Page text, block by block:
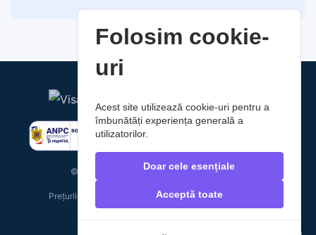
© 2026 RaoAuto. Toate drepturile rezervate.
Prețurile includ TVA. Costurile de livrare nu sunt incluse.
Folosim cookie-
uri
Acest site utilizează cookie-uri pentru a
îmbunătăți experiența generală a
utilizatorilor.
Doar cele esențiale
Acceptă toate